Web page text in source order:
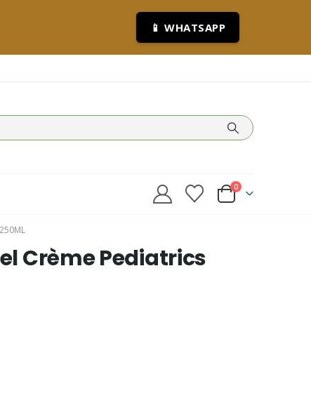
📱 WHATSAPP
0
Crème Pediatrics